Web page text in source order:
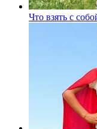
Что взять с